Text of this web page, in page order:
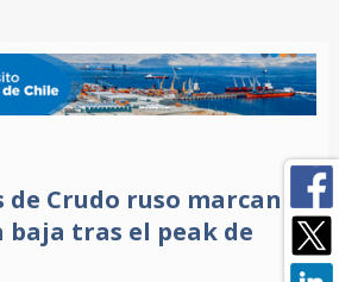
de Crudo ruso marcan
baja tras el peak de